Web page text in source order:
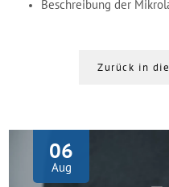
Beschreibung der
Zurück in
06
Aug